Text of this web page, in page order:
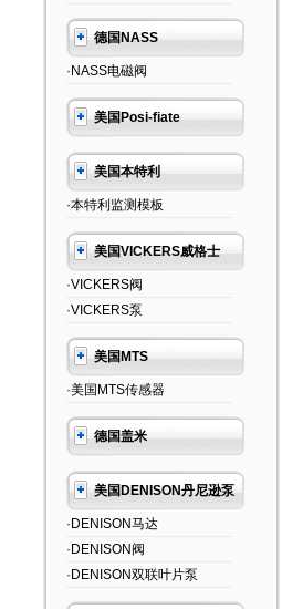
德国NASS
·NASS电磁阀
美国Posi-fiate
美国本特利
·本特利监测模板
美国VICKERS威格士
·VICKERS阀
·VICKERS泵
美国MTS
·美国MTS传感器
德国盖米
美国DENISON丹尼逊泵
·DENISON马达
·DENISON阀
·DENISON双联叶片泵